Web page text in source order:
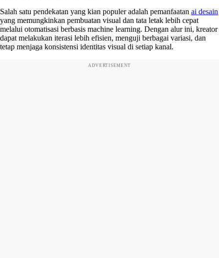
Salah satu pendekatan yang kian populer adalah pemanfaatan ai desain
yang memungkinkan pembuatan visual dan tata letak lebih cepat
melalui otomatisasi berbasis machine learning. Dengan alur ini, kreator
dapat melakukan iterasi lebih efisien, menguji berbagai variasi, dan
tetap menjaga konsistensi identitas visual di setiap kanal.
ADVERTISEMENT